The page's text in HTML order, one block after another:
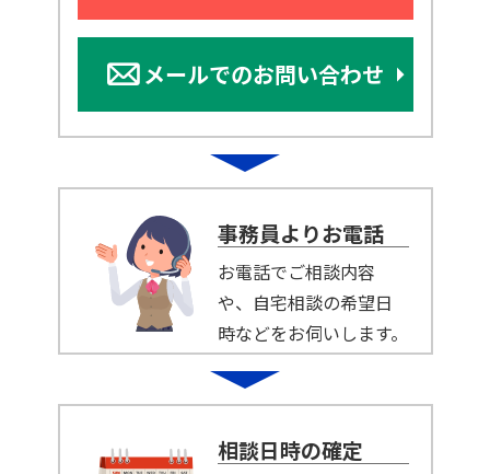
メールでのお問い合わせ
事務員よりお電話
お電話でご相談内容
や、自宅相談の希望日
時などをお伺いします。
相談日時の確定